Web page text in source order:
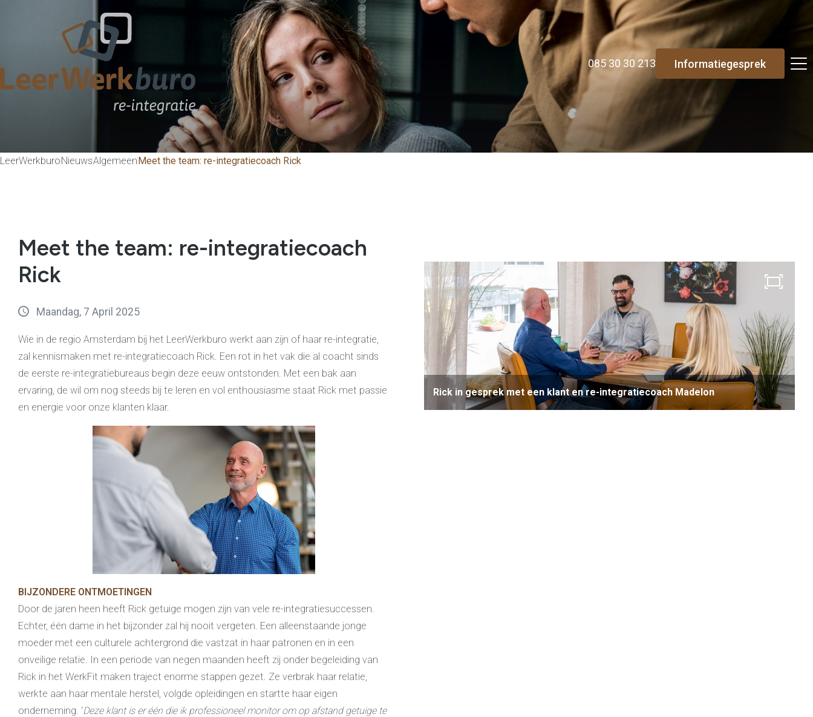
085 30 30 213 Informatiegesprek
LeerWerkburoNieuwsAlgemeenMeet the team: re-integratiecoach Rick
Meet the team: re-integratiecoach
Rick
Maandag, 7 April 2025
Wie in de regio Amsterdam bij het LeerWerkburo werkt aan zijn of haar re-integratie,
zal kennismaken met re-integratiecoach Rick. Een rot in het vak die al coacht sinds
de eerste re-integratiebureaus begin deze eeuw ontstonden. Met een bak aan
ervaring, de wil om nog steeds bij te leren en vol enthousiasme staat Rick met passie
en energie voor onze klanten klaar.
BIJZONDERE ONTMOETINGEN
Door de jaren heen heeft Rick getuige mogen zijn van vele re-integratiesuccessen.
Echter, één dame in het bijzonder zal hij nooit vergeten. Een alleenstaande jonge
moeder met een culturele achtergrond die vastzat in haar patronen en in een
onveilige relatie. In een periode van negen maanden heeft zij onder begeleiding van
Rick in het WerkFit maken traject enorme stappen gezet. Ze verbrak haar relatie,
werkte aan haar mentale herstel, volgde opleidingen en startte haar eigen
onderneming. ‘Deze klant is er één die ik professioneel monitor om op afstand getuige te
Rick in gesprek met een klant en re-integratiecoach Madelon